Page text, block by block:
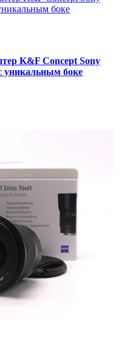
K&F Concept Sony
уникальным боке